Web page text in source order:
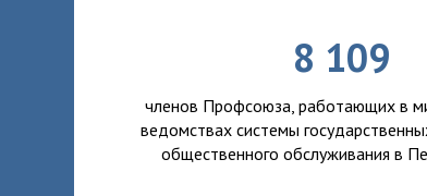
8 109
членов Профсоюза, работающих в
ведомствах системы
общественного обслуживания в